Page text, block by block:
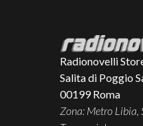
Radionovelli
Salita di Poggio
00199 Roma
Zona: Metro Libia,